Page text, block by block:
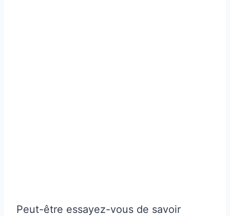
Peut-être essayez-vous de savoir